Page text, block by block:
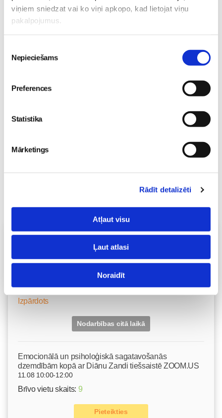
viņiem sniedzat vai ko viņi apkopo, kad lietojat viņu
pakalpojumus.
izvēle
Nepieciešams
Preferences
Statistika
Mārketings
Rādīt detalizēti
Atļaut visu
Ļaut atlasi
Noraidīt
05. Aug 12:00
Brokastu sezonu 9.
Vecāku skola
Grūtnieču masāža, pēcdzemdību masāža, ķermeņa
masāža Māmiņu klubā pie masāžas speciālistes Olgas
10.08 11:30-15:30
Izpārdots
Nodarbības citā laikā
Emocionālā un psiholoģiskā sagatavošanās
dzemdībām kopā ar Diānu Zandi tiešsaistē ZOOM.US
11.08 10:00-12:00
Brīvo vietu skaits: 9
Pieteikties